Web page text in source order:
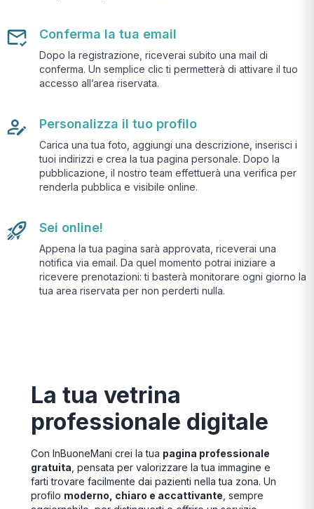
Conferma la tua email
Dopo la registrazione, riceverai subito una mail di
conferma. Un semplice clic ti permetterà di attivare il tuo
accesso all’area riservata.
Personalizza il tuo profilo
Carica una tua foto, aggiungi una descrizione, inserisci i
tuoi indirizzi e crea la tua pagina personale. Dopo la
pubblicazione, il nostro team effettuerà una verifica per
renderla pubblica e visibile online.
Sei online!
Appena la tua pagina sarà approvata, riceverai una
notifica via email. Da quel momento potrai iniziare a
ricevere prenotazioni: ti basterà monitorare ogni giorno la
tua area riservata per non perderti nulla.
La tua vetrina
professionale digitale
Con InBuoneMani crei la tua pagina professionale
gratuita , pensata per valorizzare la tua immagine e
farti trovare facilmente dai pazienti nella tua zona. Un
profilo moderno, chiaro e accattivante , sempre